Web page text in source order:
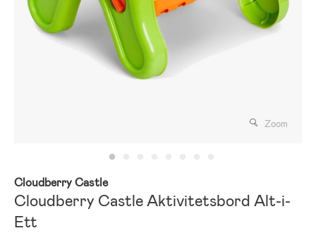
Zoom
Cloudberry Castle
Cloudberry Castle Aktivitetsbord Alt-i-
Ett